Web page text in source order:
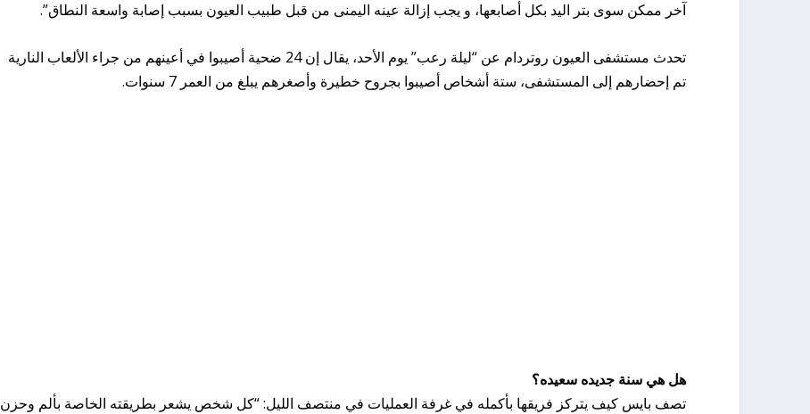
آخر ممكن سوى بتر اليد بكل أصابعها، و يجب إزالة عينه اليمنى من قبل طبيب العيون بسبب إصابة واسعة النطاق”.
تحدث مستشفى العيون روتردام عن “ليلة رعب” يوم الأحد، يقال إن 24 ضحية أصيبوا في أعينهم من جراء الألعاب النارية
تم إحضارهم إلى المستشفى، ستة أشخاص أصيبوا بجروح خطيرة وأصغرهم يبلغ من العمر 7 سنوات.
هل هي سنة جديده سعيده؟
تصف بايس كيف يتركز فريقها بأكمله في غرفة العمليات في منتصف الليل: “كل شخص يشعر بطريقته الخاصة بألم وحزن